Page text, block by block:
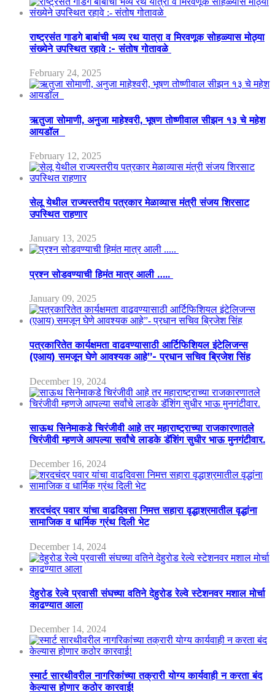
राष्ट्रसंत गाडगे बाबांची भव्य रथ यात्रा व मिरवणूक सोहळ्यास मोठ्या
संख्येने उपस्थित रहावे :- संतोष गोतावळे
February 24, 2025
ऋतुजा सोमाणी, अनुजा माहेश्वरी, भूषण तोष्णीवाल सीझन १३ चे महेश
आयडॉल
February 12, 2025
सेलू येथील राज्यस्तरीय पत्रकार मेळाव्यास मंत्री संजय शिरसाट
उपस्थित राहणार
January 13, 2025
प्रश्न सोडवण्याची हिमंत मात्र आली …..
January 09, 2025
पत्रकारितेत कार्यक्षमता वाढवण्यासाठी आर्टिफिशियल इंटेलिजन्स
(एआय) समजून घेणे आवश्यक आहे”- प्रधान सचिव ब्रिजेश सिंह
December 19, 2024
साऊथ सिनेमाकडे चिरंजीवी आहे तर महाराष्ट्राच्या राजकारणातले
चिरंजीवी म्हणजे आपल्या सर्वांचे लाडके डॅशिंग सुधीर भाऊ मुनगंटीवार.
December 16, 2024
शरदचंद्र पवार यांचा वाढदिवसा निमत्त सहारा वृद्धाश्रमातील वृद्धांना
सामाजिक व धार्मिक ग्रंथ दिली भेट
December 14, 2024
देहुरोड रेल्वे प्रवासी संघच्या वतिने देहुरोड रेल्वे स्टेशनवर मशाल मोर्चा
काढण्यात आला
December 14, 2024
स्मार्ट सारथीवरील नागरिकांच्या तक्रारी योग्य कार्यवाही न करता बंद
केल्यास होणार कठोर कारवाई!